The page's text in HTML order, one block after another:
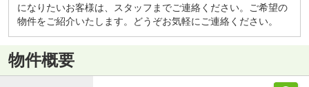
になりたいお客様は、スタッフまでご連絡ください。ご希望の
物件をご紹介いたします。どうぞお気軽にご連絡ください。
物件概要